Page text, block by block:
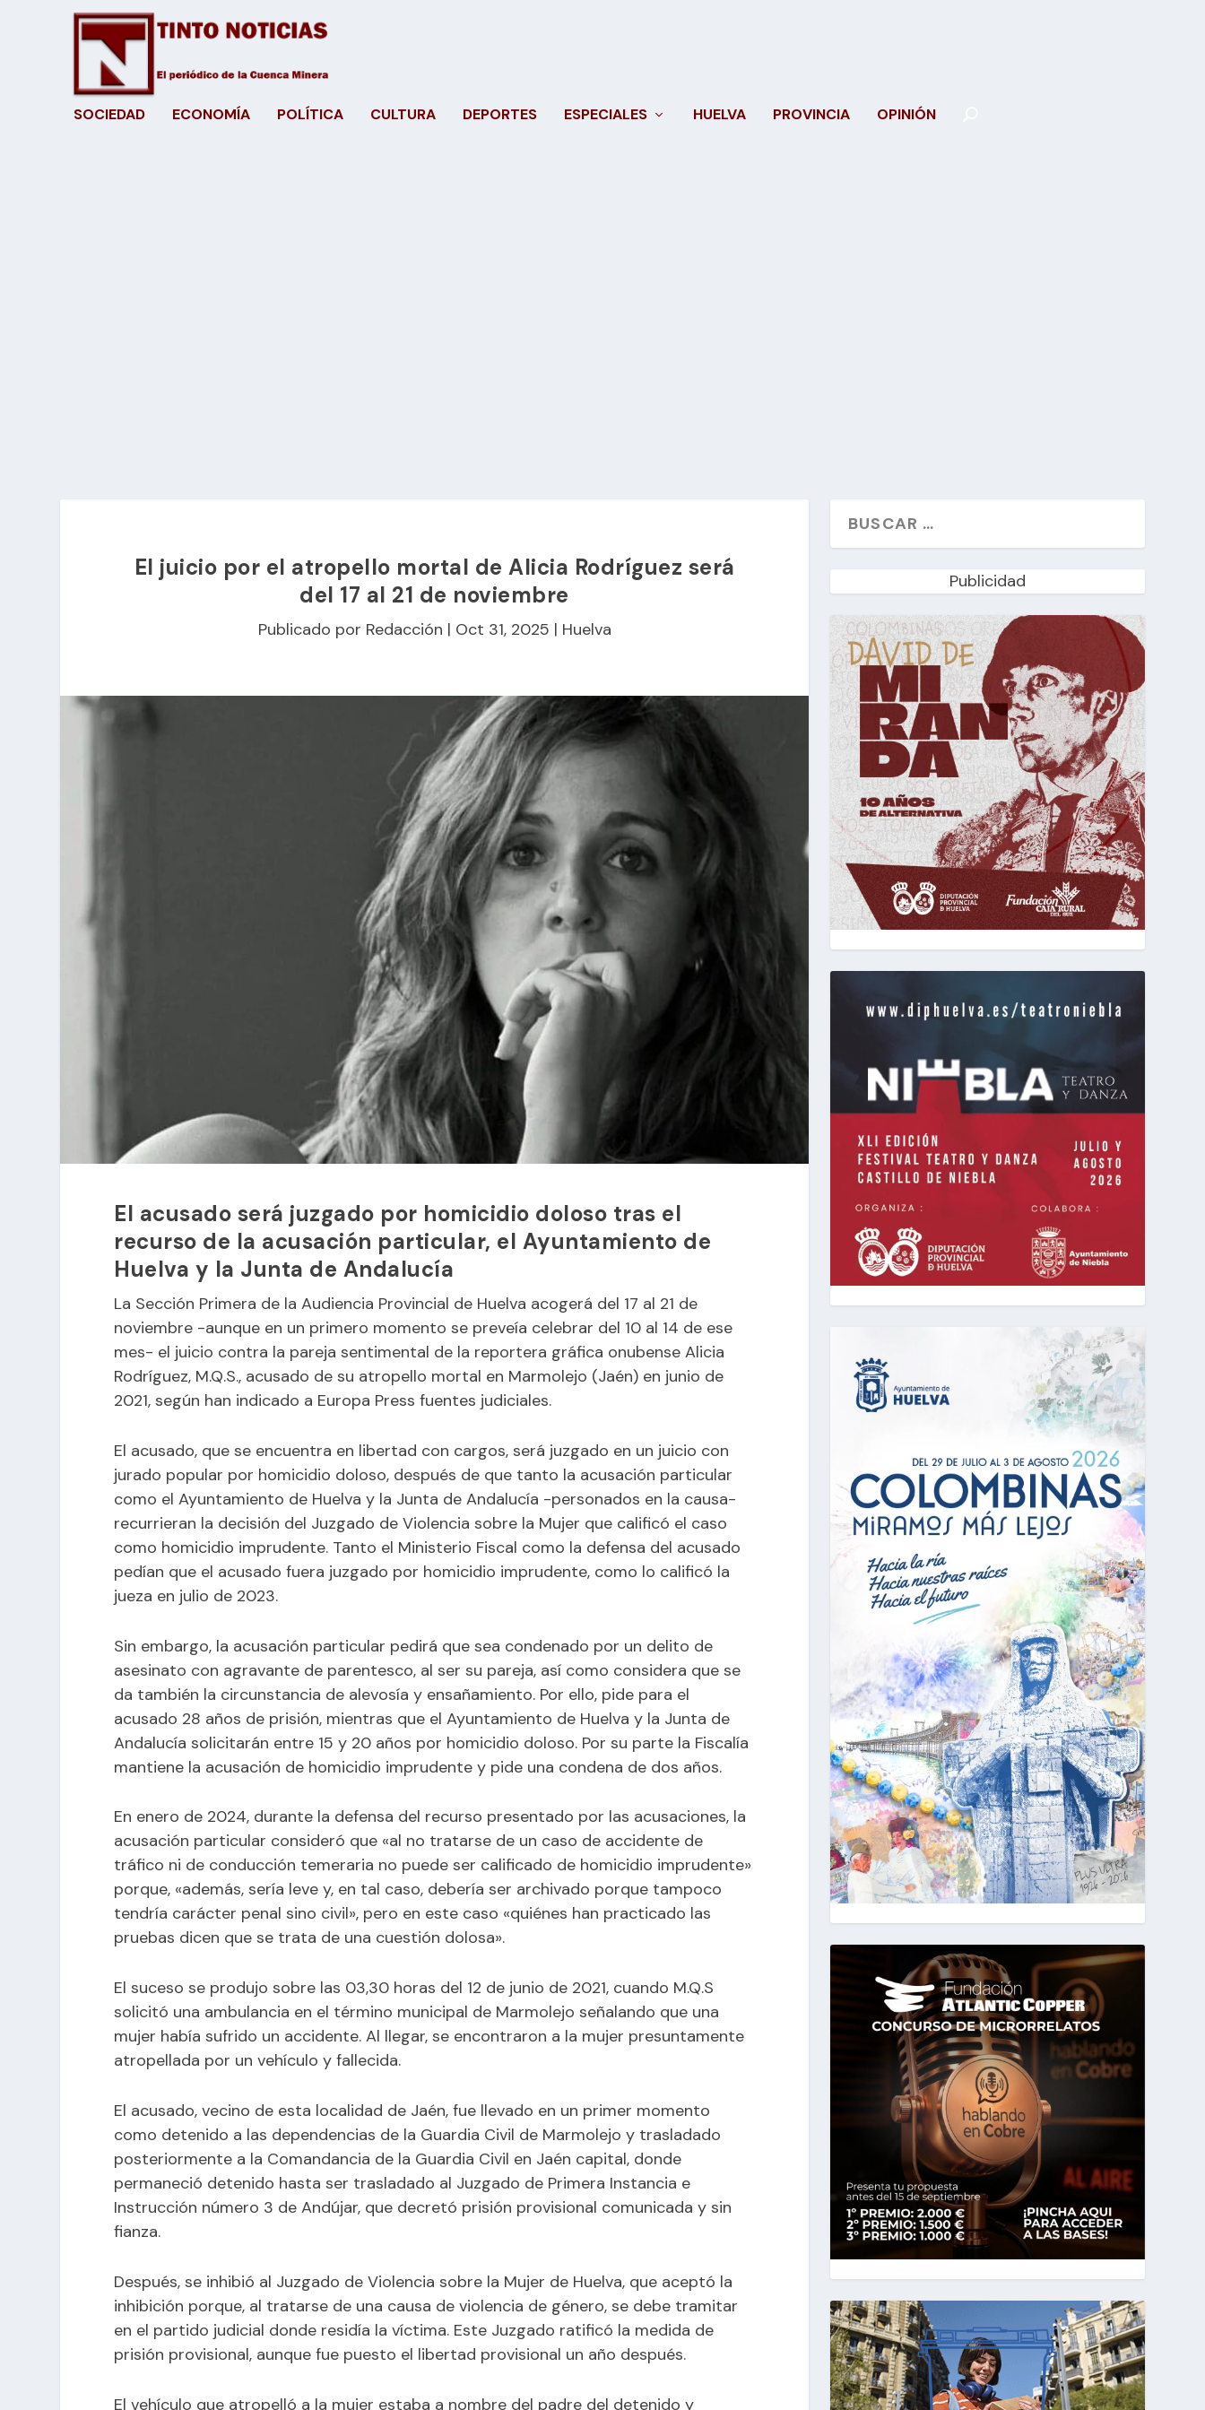
SOCIEDAD ECONOMÍA POLÍTICA CULTURA DEPORTES ESPECIALES HUELVA PROVINCIA OPINIÓN
El juicio por el atropello mortal de Alicia Rodríguez será
del 17 al 21 de noviembre
Publicado por Redacción | Oct 31, 2025 | Huelva
El acusado será juzgado por homicidio doloso tras el
recurso de la acusación particular, el Ayuntamiento de
Huelva y la Junta de Andalucía
La Sección Primera de la Audiencia Provincial de Huelva acogerá del 17 al 21 de
noviembre -aunque en un primero momento se preveía celebrar del 10 al 14 de ese
mes- el juicio contra la pareja sentimental de la reportera gráfica onubense Alicia
Rodríguez, M.Q.S., acusado de su atropello mortal en Marmolejo (Jaén) en junio de
2021, según han indicado a Europa Press fuentes judiciales.
El acusado, que se encuentra en libertad con cargos, será juzgado en un juicio con
jurado popular por homicidio doloso, después de que tanto la acusación particular
como el Ayuntamiento de Huelva y la Junta de Andalucía -personados en la causa-
recurrieran la decisión del Juzgado de Violencia sobre la Mujer que calificó el caso
como homicidio imprudente. Tanto el Ministerio Fiscal como la defensa del acusado
pedían que el acusado fuera juzgado por homicidio imprudente, como lo calificó la
jueza en julio de 2023.
Sin embargo, la acusación particular pedirá que sea condenado por un delito de
asesinato con agravante de parentesco, al ser su pareja, así como considera que se
da también la circunstancia de alevosía y ensañamiento. Por ello, pide para el
acusado 28 años de prisión, mientras que el Ayuntamiento de Huelva y la Junta de
Andalucía solicitarán entre 15 y 20 años por homicidio doloso. Por su parte la Fiscalía
mantiene la acusación de homicidio imprudente y pide una condena de dos años.
En enero de 2024, durante la defensa del recurso presentado por las acusaciones, la
acusación particular consideró que «al no tratarse de un caso de accidente de
tráfico ni de conducción temeraria no puede ser calificado de homicidio imprudente»
porque, «además, sería leve y, en tal caso, debería ser archivado porque tampoco
tendría carácter penal sino civil», pero en este caso «quiénes han practicado las
pruebas dicen que se trata de una cuestión dolosa».
El suceso se produjo sobre las 03,30 horas del 12 de junio de 2021, cuando M.Q.S
solicitó una ambulancia en el término municipal de Marmolejo señalando que una
mujer había sufrido un accidente. Al llegar, se encontraron a la mujer presuntamente
atropellada por un vehículo y fallecida.
El acusado, vecino de esta localidad de Jaén, fue llevado en un primer momento
como detenido a las dependencias de la Guardia Civil de Marmolejo y trasladado
posteriormente a la Comandancia de la Guardia Civil en Jaén capital, donde
permaneció detenido hasta ser trasladado al Juzgado de Primera Instancia e
Instrucción número 3 de Andújar, que decretó prisión provisional comunicada y sin
fianza.
Después, se inhibió al Juzgado de Violencia sobre la Mujer de Huelva, que aceptó la
inhibición porque, al tratarse de una causa de violencia de género, se debe tramitar
en el partido judicial donde residía la víctima. Este Juzgado ratificó la medida de
prisión provisional, aunque fue puesto el libertad provisional un año después.
El vehículo que atropelló a la mujer estaba a nombre del padre del detenido y
Publicidad